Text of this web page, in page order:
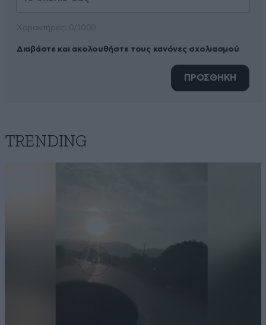
Διαβάστε και ακολουθήστε τους κανόνες σχολιασμού
ΠΡΟΣΘΗΚΗ
TRENDING